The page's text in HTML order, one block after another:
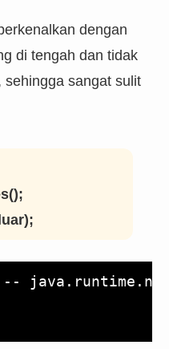
dengan
di tengah dan tidak
sangat sulit